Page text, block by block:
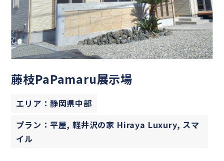
藤枝PaPamaru展示場
エリア：静岡県中部
プラン：平屋, 軽井沢の家 Hiraya Luxury, スマ
イル